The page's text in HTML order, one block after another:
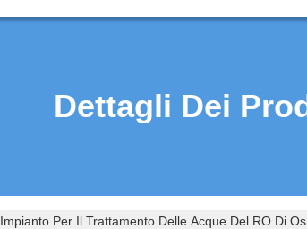
Dettagli Dei
Impianto Per Il Trattamento Delle Acque Del RO Di